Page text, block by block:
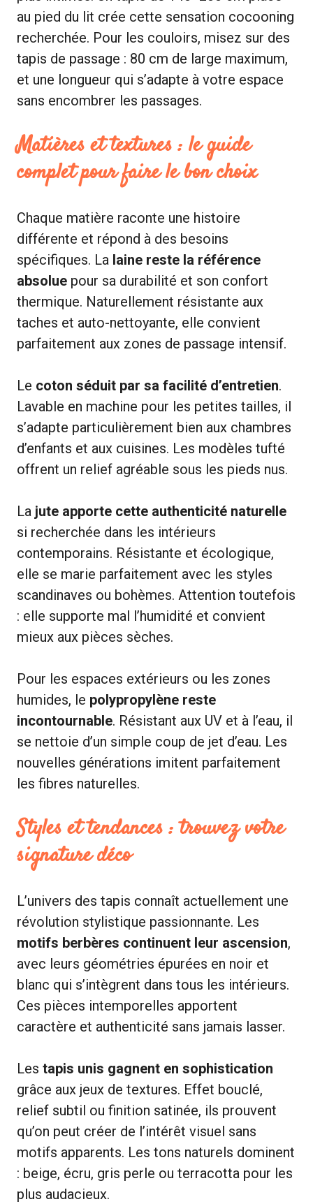
au pied du lit crée cette sensation cocooning
recherchée. Pour les couloirs, misez sur des
tapis de passage : 80 cm de large maximum,
et une longueur qui s’adapte à votre espace
sans encombrer les passages.
Matières et textures : le guide
complet pour faire le bon choix
Chaque matière raconte une histoire
différente et répond à des besoins
spécifiques. La laine reste la référence
absolue pour sa durabilité et son confort
thermique. Naturellement résistante aux
taches et auto-nettoyante, elle convient
parfaitement aux zones de passage intensif.
Le coton séduit par sa facilité d’entretien.
Lavable en machine pour les petites tailles, il
s’adapte particulièrement bien aux chambres
d’enfants et aux cuisines. Les modèles tufté
offrent un relief agréable sous les pieds nus.
La jute apporte cette authenticité naturelle
si recherchée dans les intérieurs
contemporains. Résistante et écologique,
elle se marie parfaitement avec les styles
scandinaves ou bohèmes. Attention toutefois
: elle supporte mal l’humidité et convient
mieux aux pièces sèches.
Pour les espaces extérieurs ou les zones
humides, le polypropylène reste
incontournable. Résistant aux UV et à l’eau, il
se nettoie d’un simple coup de jet d’eau. Les
nouvelles générations imitent parfaitement
les fibres naturelles.
Styles et tendances : trouvez votre
signature déco
L’univers des tapis connaît actuellement une
révolution stylistique passionnante. Les
motifs berbères continuent leur ascension,
avec leurs géométries épurées en noir et
blanc qui s’intègrent dans tous les intérieurs.
Ces pièces intemporelles apportent
caractère et authenticité sans jamais lasser.
Les tapis unis gagnent en sophistication
grâce aux jeux de textures. Effet bouclé,
relief subtil ou finition satinée, ils prouvent
qu’on peut créer de l’intérêt visuel sans
motifs apparents. Les tons naturels dominent
: beige, écru, gris perle ou terracotta pour les
plus audacieux.